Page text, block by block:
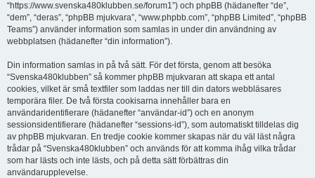
“https://www.svenska480klubben.se/forum1”) och phpBB (hädanefter “de”,
“dem”, “deras”, “phpBB mjukvara”, “www.phpbb.com”, “phpBB Limited”, “phpBB
Teams”) använder information som samlas in under din användning av
webbplatsen (hädanefter “din information”).
Din information samlas in på två sätt. För det första, genom att besöka
“Svenska480klubben” så kommer phpBB mjukvaran att skapa ett antal
cookies, vilket är små textfiler som laddas ner till din dators webbläsares
temporära filer. De två första cookisarna innehåller bara en
användaridentifierare (hädanefter “användar-id”) och en anonym
sessionsidentifierare (hädanefter “sessions-id”), som automatiskt tilldelas dig
av phpBB mjukvaran. En tredje cookie kommer skapas när du väl läst några
trådar på “Svenska480klubben” och används för att komma ihåg vilka trådar
som har lästs och inte lästs, och på detta sätt förbättras din
användarupplevelse.